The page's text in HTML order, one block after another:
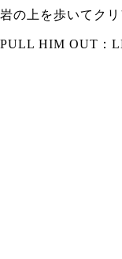
岩の上を歩いてクリ
PULL HIM OUT：